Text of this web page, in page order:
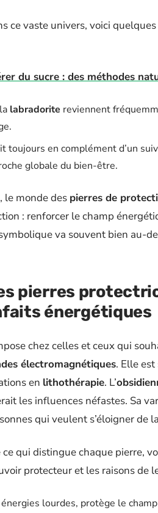
ce vaste univers, voici
du sucre : des méthodes
labradorite reviennent
toujours en complément d’un
globale du bien-être.
le monde des pierres de
: renforcer le champ
va souvent bien au-
pierres
énergétiques
chez celles et ceux qui
électromagnétiques. Elle
en lithothérapie. L’
les influences néfastes. Sa
qui veulent s’éloigner de la
qui distingue chaque pierre,
protecteur et les raisons de
lourdes, protège le